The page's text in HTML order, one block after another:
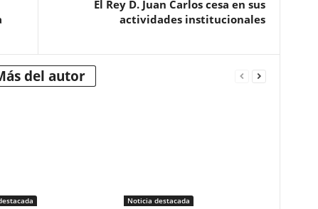
El Rey D. Juan Carlos cesa en sus
actividades institucionales
del autor
Noticia destacada